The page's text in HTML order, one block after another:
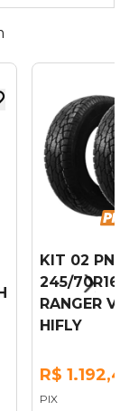
KIT 02
245/70R16
RANGER
HIFLY
R$
PIX